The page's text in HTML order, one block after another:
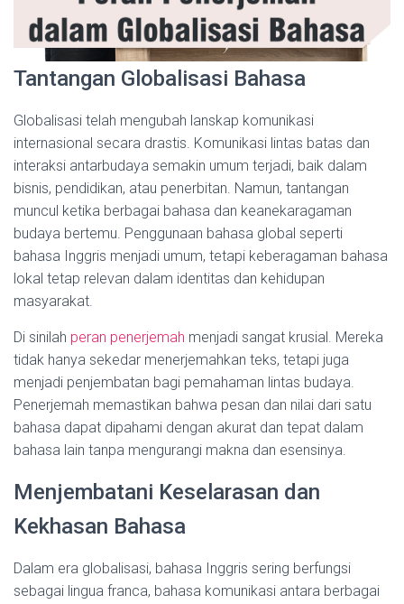
Tantangan Globalisasi Bahasa
Globalisasi telah mengubah lanskap komunikasi
internasional secara drastis. Komunikasi lintas batas dan
interaksi antarbudaya semakin umum terjadi, baik dalam
bisnis, pendidikan, atau penerbitan. Namun, tantangan
muncul ketika berbagai bahasa dan keanekaragaman
budaya bertemu. Penggunaan bahasa global seperti
bahasa Inggris menjadi umum, tetapi keberagaman bahasa
lokal tetap relevan dalam identitas dan kehidupan
masyarakat.
Di sinilah peran penerjemah menjadi sangat krusial. Mereka
tidak hanya sekedar menerjemahkan teks, tetapi juga
menjadi penjembatan bagi pemahaman lintas budaya.
Penerjemah memastikan bahwa pesan dan nilai dari satu
bahasa dapat dipahami dengan akurat dan tepat dalam
bahasa lain tanpa mengurangi makna dan esensinya.
Menjembatani Keselarasan dan
Kekhasan Bahasa
Dalam era globalisasi, bahasa Inggris sering berfungsi
sebagai lingua franca, bahasa komunikasi antara berbagai